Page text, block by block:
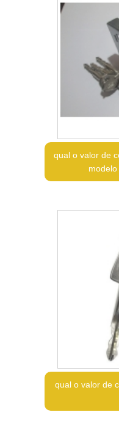
qual o valor de
qual o valor de